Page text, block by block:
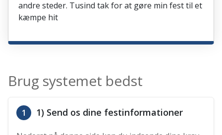
andre steder. Tusind tak for at gøre min fest til et
kæmpe hit
Brug systemet bedst
1 1) Send os dine festinformationer